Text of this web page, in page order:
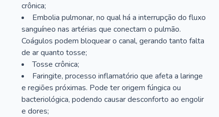
crônica;
Embolia pulmonar, no qual há a interrupção do fluxo
sanguíneo nas artérias que conectam o pulmão.
Coágulos podem bloquear o canal, gerando tanto falta
de ar quanto tosse;
Tosse crônica;
Faringite, processo inflamatório que afeta a laringe
e regiões próximas. Pode ter origem fúngica ou
bacteriológica, podendo causar desconforto ao engolir
e dores;